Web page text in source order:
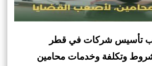
تأسيس شركات في قطر
وتكلفة وخدمات محامين